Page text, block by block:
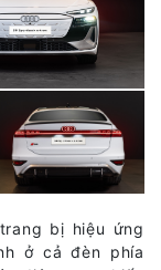
bị hiệu ứng
ở cả đèn phía